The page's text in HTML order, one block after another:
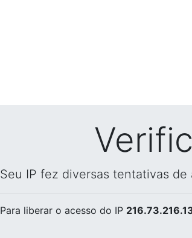
Seu IP fez diversas tentativas
Para liberar o acesso do IP